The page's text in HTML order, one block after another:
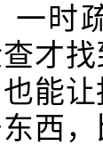
一时
才
能
西